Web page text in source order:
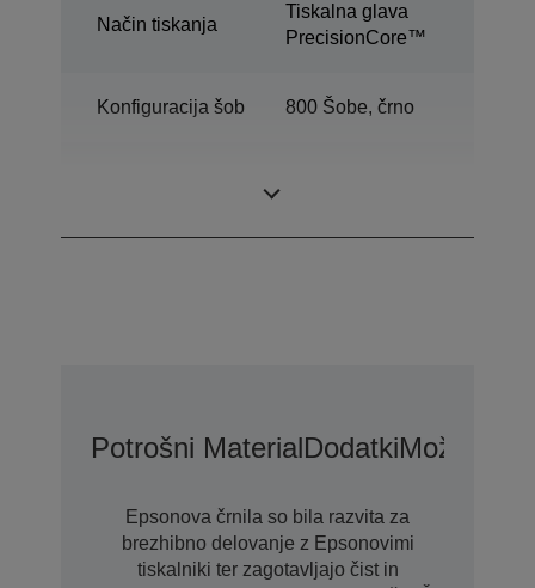
Način tiskanja
Tiskalna glava
PrecisionCore™
Konfiguracija šob 800 Šobe, črno
Potrošni MaterialDodatkiMožnosti
Epsonova črnila so bila razvita za
brezhibno delovanje z Epsonovimi
tiskalniki ter zagotavljajo čist in